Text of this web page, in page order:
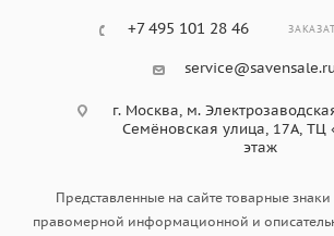
+7 495 101 28 46
г. Москва, ​м.
Семёновская улица, 17А, ТЦ
этаж
Представленные на сайте товарные знаки
правомерной информационной и